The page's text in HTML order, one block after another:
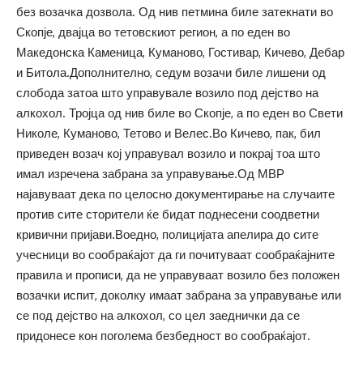
без возачка дозвола. Од нив петмина биле затекнати во
Скопје, двајца во тетовскиот регион, а по еден во
Македонска Каменица, Куманово, Гостивар, Кичево, Дебар
и Битола.Дополнително, седум возачи биле лишени од
слобода затоа што управувале возило под дејство на
алкохол. Тројца од нив биле во Скопје, а по еден во Свети
Николе, Куманово, Тетово и Велес.Во Кичево, пак, бил
приведен возач кој управувал возило и покрај тоа што
имал изречена забрана за управување.Од МВР
најавуваат дека по целосно документирање на случаите
против сите сторители ќе бидат поднесени соодветни
кривични пријави.Воедно, полицијата апелира до сите
учесници во сообраќајот да ги почитуваат сообраќајните
правила и прописи, да не управуваат возило без положен
возачки испит, доколку имаат забрана за управување или
се под дејство на алкохол, со цел заеднички да се
придонесе кон поголема безбедност во сообраќајот.